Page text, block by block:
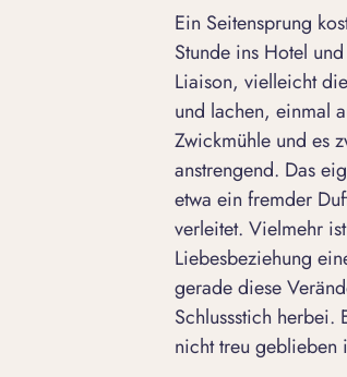
Ein Seitensprung
Stunde ins Hotel
Liaison, vielleicht
und lachen, einmal
Zwickmühle und es
anstrengend. Das
etwa ein fremder
verleitet. Vielmehr
Liebesbeziehung
gerade diese
Schlussstich
nicht treu geblieben